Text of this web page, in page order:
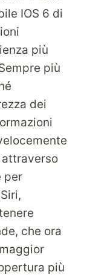
IOS 6 di
più
più
dei
per
che ora
più